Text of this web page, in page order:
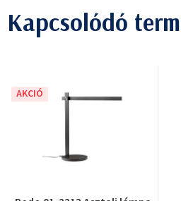
Kapcsolódó
AKCIÓ